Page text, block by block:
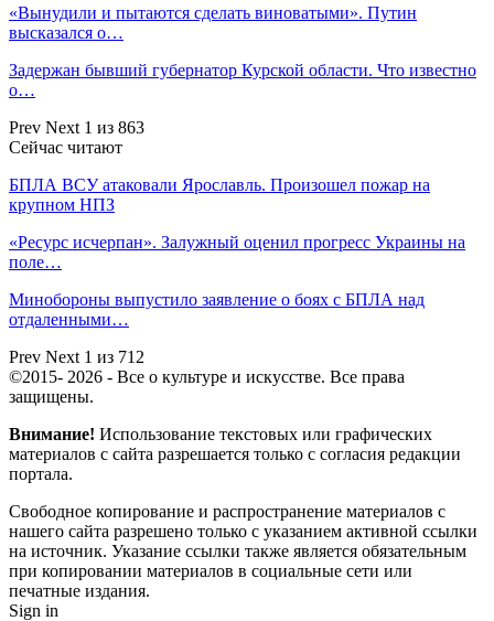
«Вынудили и пытаются сделать виноватыми». Путин
высказался о…
Задержан бывший губернатор Курской области. Что известно
о…
Prev Next 1 из 863
Сейчас читают
БПЛА ВСУ атаковали Ярославль. Произошел пожар на
крупном НПЗ
«Ресурс исчерпан». Залужный оценил прогресс Украины на
поле…
Минобороны выпустило заявление о боях с БПЛА над
отдаленными…
Prev Next 1 из 712
©2015- 2026 - Все о культуре и искусстве. Все права
защищены.
Внимание! Использование текстовых или графических
материалов с сайта разрешается только c согласия редакции
портала.
Свободное копирование и распространение материалов с
нашего сайта разрешено только с указанием активной ссылки
на источник. Указание ссылки также является обязательным
при копировании материалов в социальные сети или
печатные издания.
Sign in